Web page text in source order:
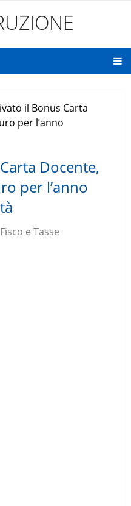
il Bonus Carta
per l’anno
Docente,
per l’anno
Fisco e Tasse